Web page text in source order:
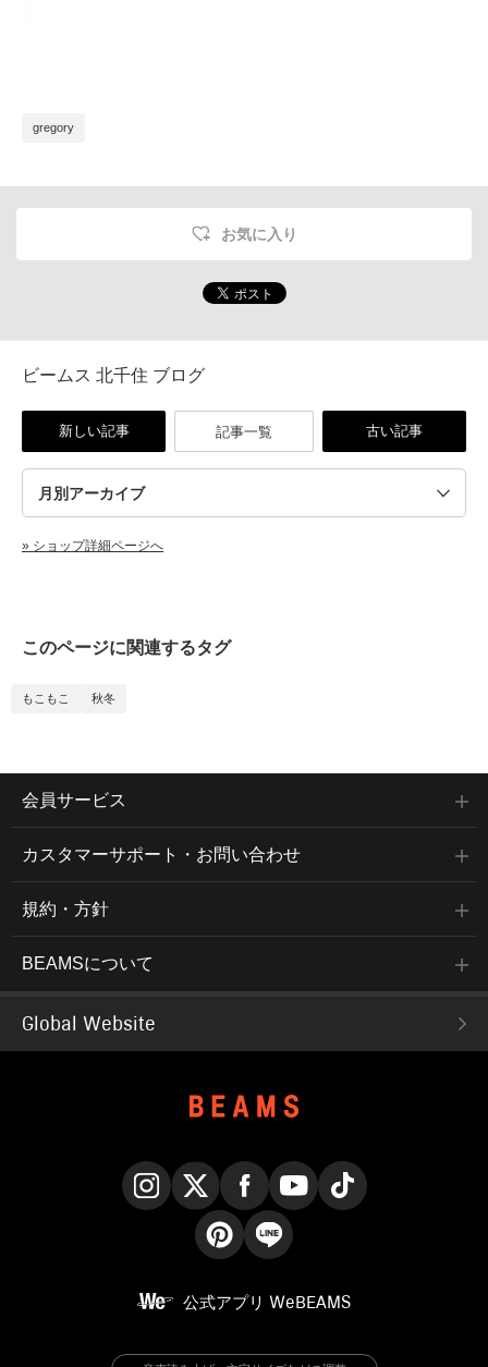
gregory
お気に入り
ビームス 北千住 ブログ
新しい記事 記事一覧 古い記事
» ショップ詳細ページへ
このページに関連するタグ
もこもこ 秋冬
会員サービス
カスタマーサポート・お問い合わせ
規約・方針
BEAMSについて
Global Website
公式アプリ WeBEAMS